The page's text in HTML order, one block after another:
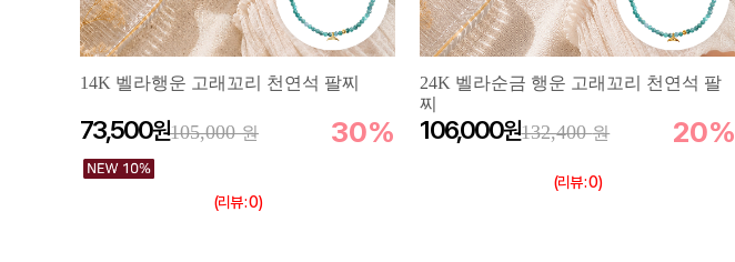
14K 벨라행운 고래꼬리 천연석 팔찌
105,000
73,500 30%
(리뷰 : 0)
24K 벨라순금 행운 고래꼬리 천연석 팔
찌
132,400
106,000 20%
(리뷰 : 0)